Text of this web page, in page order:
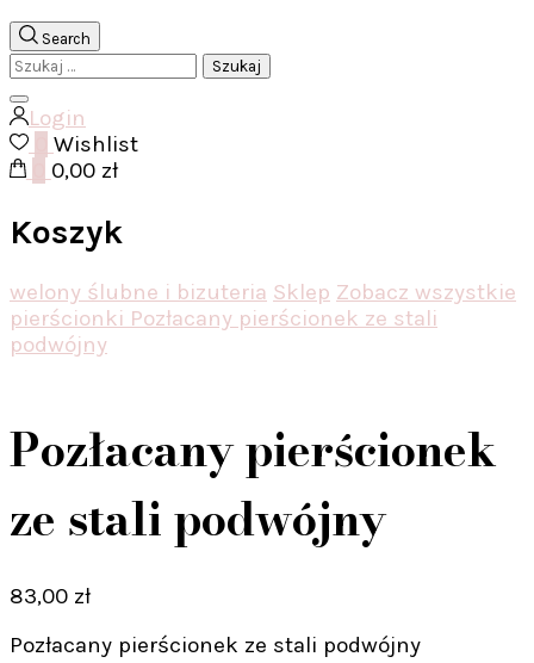
Search
Szukaj:
Login
Wishlist
0,00 zł
Koszyk
welony ślubne i bizuteria Sklep Zobacz wszystkie
pierścionki Pozłacany pierścionek ze stali
podwójny
Pozłacany pierścionek
ze stali podwójny
83,00 zł
Pozłacany pierścionek ze stali podwójny